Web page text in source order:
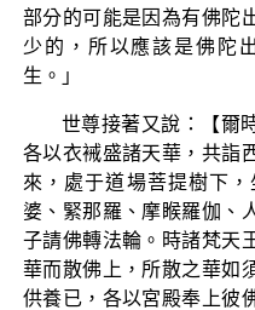
部分的可能是因為有佛陀
少的，所以應該是佛陀
生。」
世尊接著又說：【爾
各以衣裓盛諸天華，共詣
來，處于道場菩提樹下
婆、緊那羅、摩睺羅伽、
子請佛轉法輪。時諸梵天
華而散佛上，所散之華如
供養已，各以宮殿奉上彼